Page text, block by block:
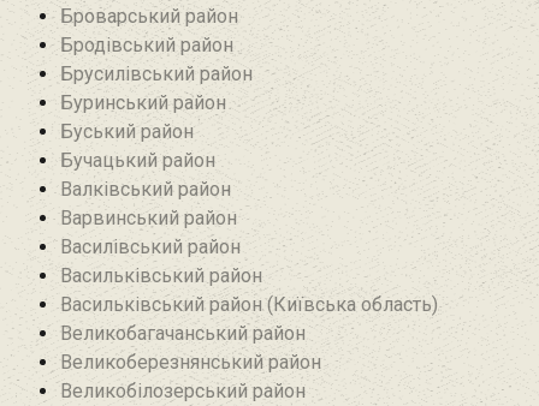
Броварський район
Бродівський район‎
Брусилівський район‎
Буринський район
Буський район‎
Бучацький район
Валківський район
Варвинський район
Василівський район
Васильківський район
Васильківський район (Київська область)
Великобагачанський район
Великоберезнянський район
Великобілозерський район‎